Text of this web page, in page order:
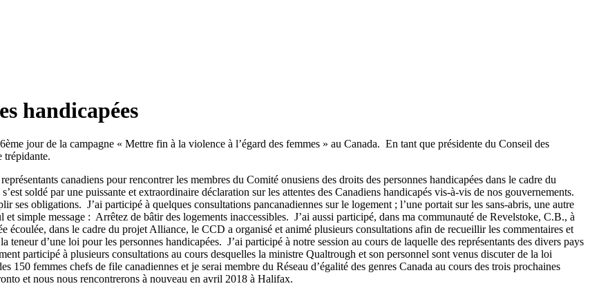
handicapées
jour de la campagne « Mettre fin à la violence à l’égard des femmes » au Canada. En tant que présidente du Conseil des
trépidante.
canadiens pour rencontrer les membres du Comité onusiens des droits des personnes handicapées dans le cadre du
soldé par une puissante et extraordinaire déclaration sur les attentes des Canadiens handicapés vis-à-vis de nos gouvernements.
ses obligations. J’ai participé à quelques consultations pancanadiennes sur le logement ; l’une portait sur les sans-abris, une autre
simple message : Arrêtez de bâtir des logements inaccessibles. J’ai aussi participé, dans ma communauté de Revelstoke, C.B., à
écoulée, dans le cadre du projet Alliance, le CCD a organisé et animé plusieurs consultations afin de recueillir les commentaires et
teneur d’une loi pour les personnes handicapées. J’ai participé à notre session au cours de laquelle des représentants des divers pays
participé à plusieurs consultations au cours desquelles la ministre Qualtrough et son personnel sont venus discuter de la loi
150 femmes chefs de file canadiennes et je serai membre du Réseau d’égalité des genres Canada au cours des trois prochaines
et nous nous rencontrerons à nouveau en avril 2018 à Halifax.